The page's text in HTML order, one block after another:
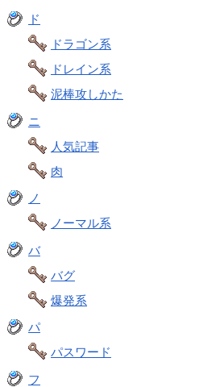
ド
ドラゴン系
ドレイン系
泥棒攻しかた
ニ
人気記事
肉
ノ
ノーマル系
バ
バグ
爆発系
パ
パスワード
フ